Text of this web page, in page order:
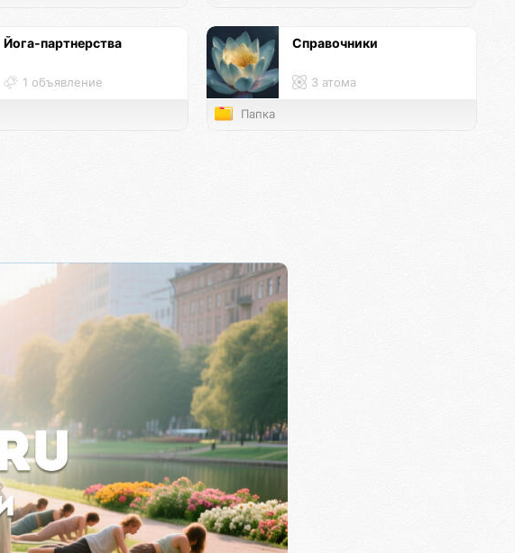
Йога-партнерства
1 объявление
Справочники
3 атома
Папка